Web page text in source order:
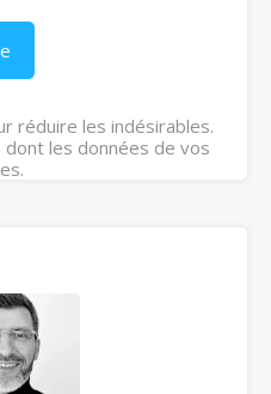
réduire les indésirables.
dont les données de vos
.